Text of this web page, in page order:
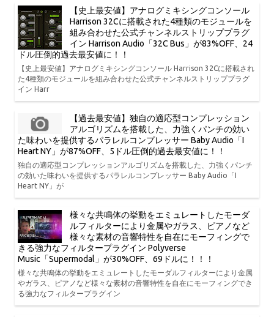
【史上最安値】アナログミキシングコンソール
Harrison 32Cに搭載された4種類のモジュールを
組み合わせた公式チャンネルストリッププラグ
イン Harrison Audio「32C Bus」が83%OFF、24
ドル圧倒的過去最安値に！！
【史上最安値】アナログミキシングコンソール Harrison 32Cに搭載され
た4種類のモジュールを組み合わせた公式チャンネルストリッププラグ
イン Harr
【過去最安値】独自の適応型コンプレッション
アルゴリズムを搭載した、力強くパンチの効い
た味わいを提供するパラレルコンプレッサー Baby Audio「I
Heart NY」が87%OFF、5ドル圧倒的過去最安値に！！
独自の適応型コンプレッションアルゴリズムを搭載した、力強くパンチ
の効いた味わいを提供するパラレルコンプレッサー Baby Audio「I
Heart NY」が
様々な共鳴体の挙動をエミュレートしたモーダ
ルフィルターにより金属やガラス、ピアノなど
様々な素材の音響特性を自在にモーフィングで
きる強力なフィルタープラグイン Polyverse
Music「Supermodal」が30%OFF、69ドルに！！！
様々な共鳴体の挙動をエミュレートしたモーダルフィルターにより金属
やガラス、ピアノなど様々な素材の音響特性を自在にモーフィングでき
る強力なフィルタープラグイン